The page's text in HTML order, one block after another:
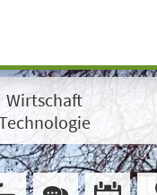
Wirtschaft